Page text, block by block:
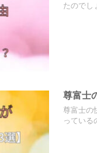
たのでし
尊富士
尊富士の
っている